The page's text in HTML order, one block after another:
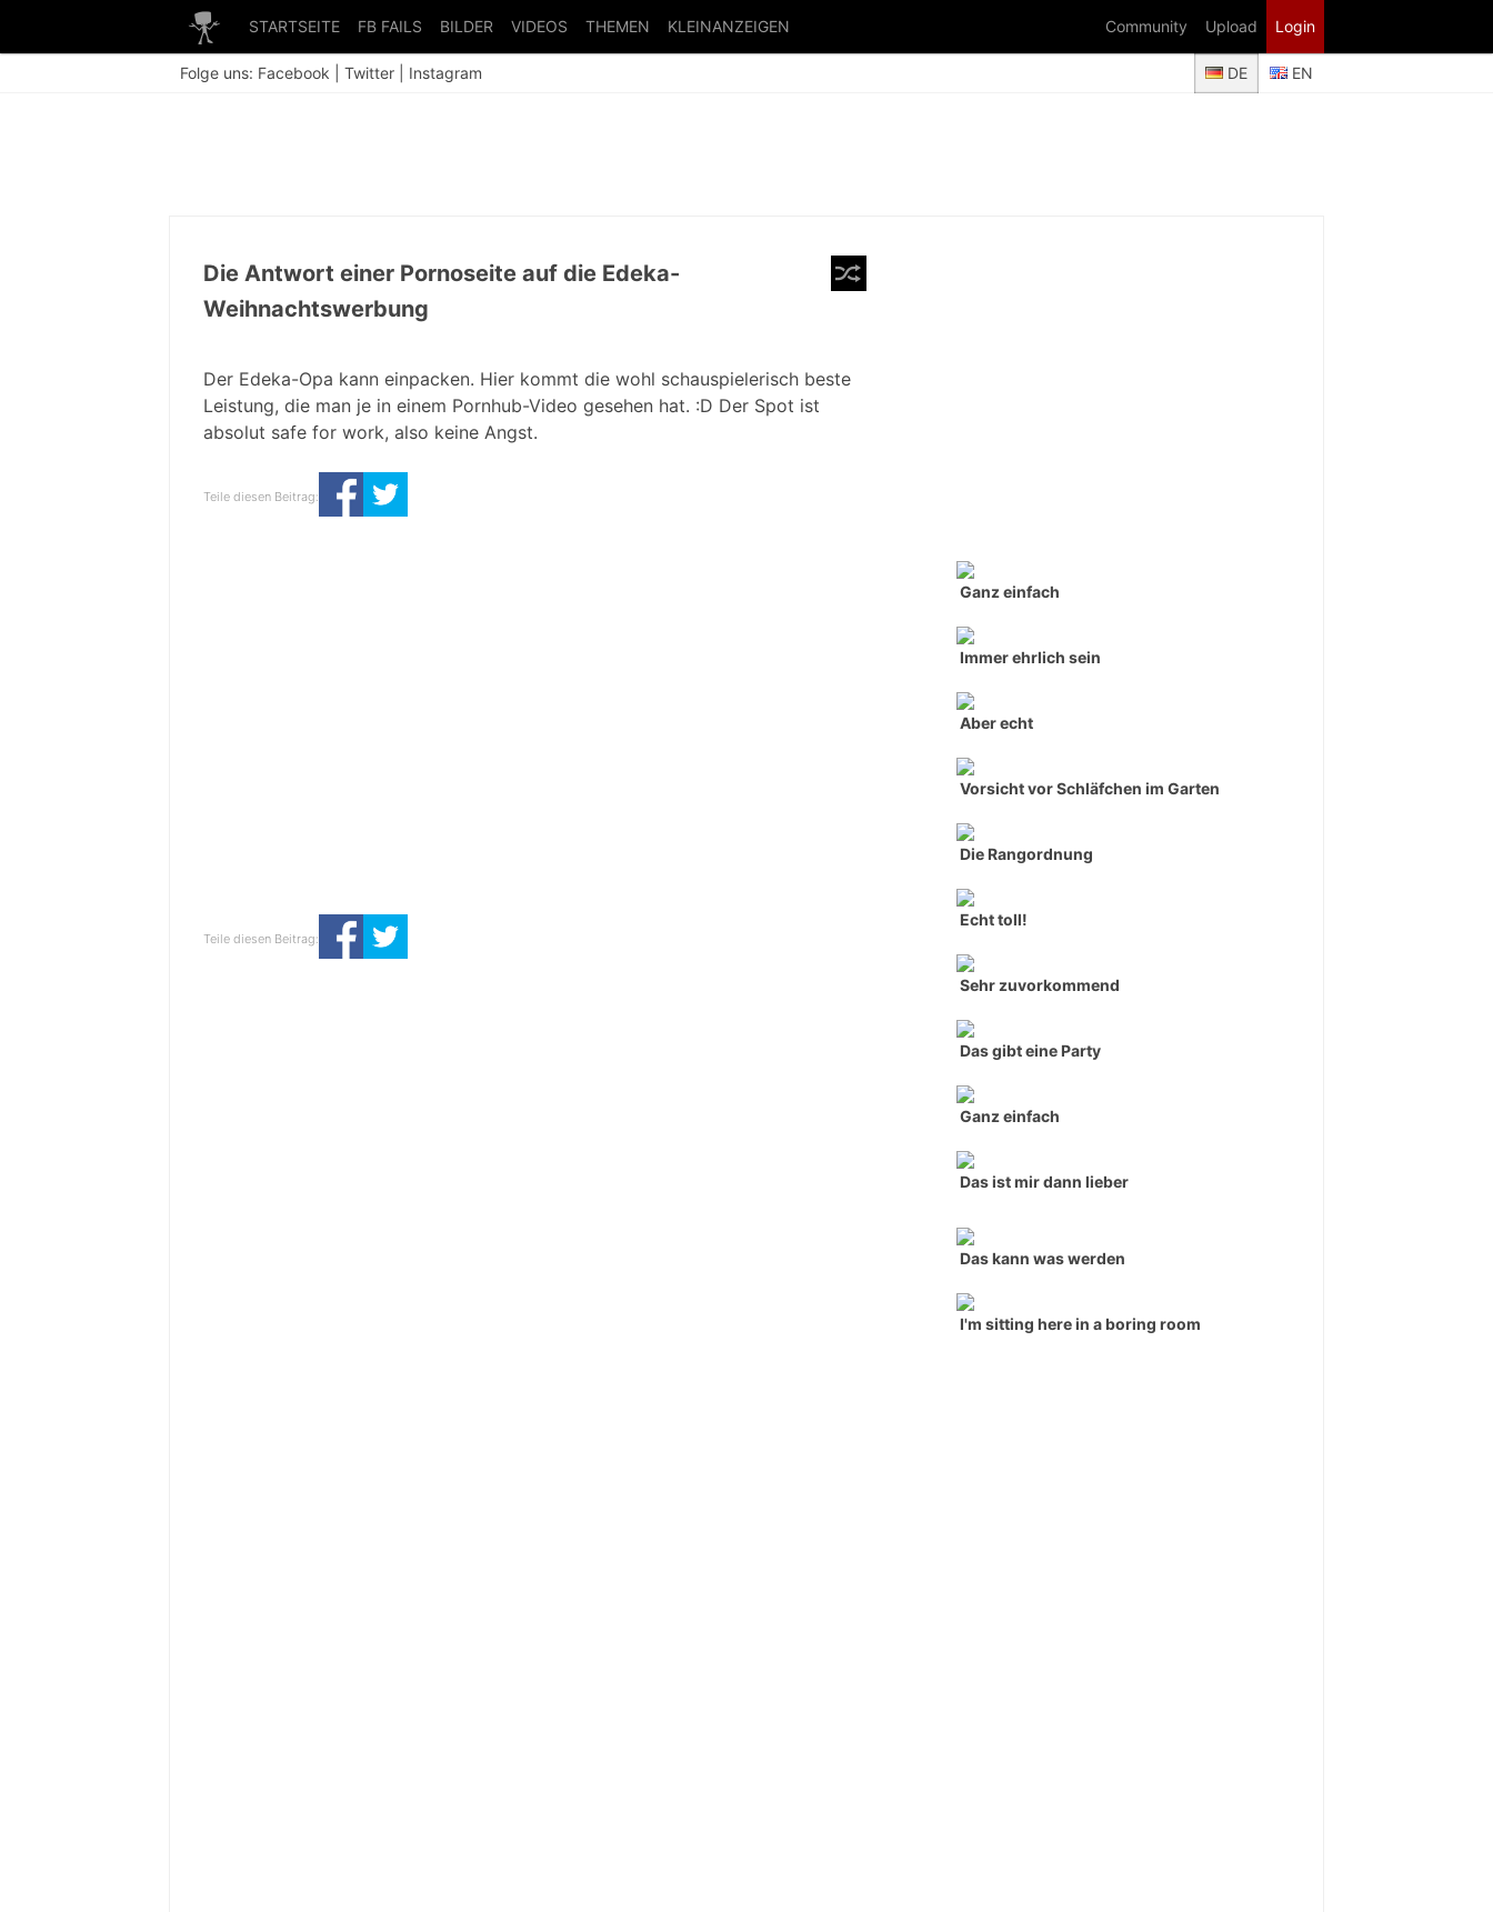
STARTSEITE FB FAILS BILDER VIDEOS THEMEN KLEINANZEIGEN Login
Upload
Community
Folge uns: Facebook Twitter Instagram DE EN
Die Antwort einer Pornoseite auf die Edeka-
Weihnachtswerbung
Der Edeka-Opa kann einpacken. Hier kommt die wohl schauspielerisch beste
Leistung, die man je in einem Pornhub-Video gesehen hat. :D Der Spot ist
absolut safe for work, also keine Angst.
Teile diesen Beitrag:
Teile diesen Beitrag:
Ganz einfach
Immer ehrlich sein
Aber echt
Vorsicht vor Schläfchen im Garten
Die Rangordnung
Echt toll!
Sehr zuvorkommend
Das gibt eine Party
Ganz einfach
Das ist mir dann lieber
Das kann was werden
I'm sitting here in a boring room